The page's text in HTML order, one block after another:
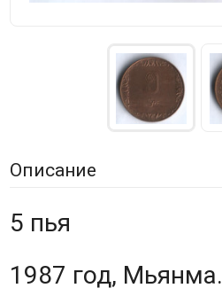
Описание
5 пья
1987 год, Мьянма.